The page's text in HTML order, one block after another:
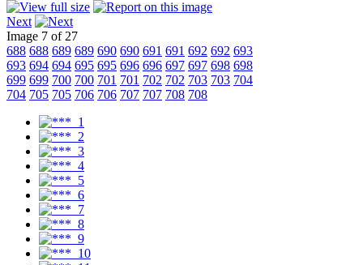
Next
Image 7 of 27
688 688 689 689 690 690 691 691 692 692 693
693 694 694 695 695 696 696 697 697 698 698
699 699 700 700 701 701 702 702 703 703 704
704 705 705 706 706 707 707 708 708